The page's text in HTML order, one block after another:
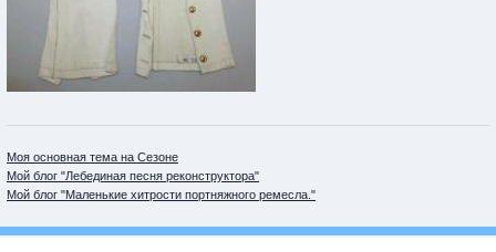
Моя основная тема на Сезоне
Мой блог "Лебединая песня реконструктора"
Мой блог "Маленькие хитрости портняжного ремесла."